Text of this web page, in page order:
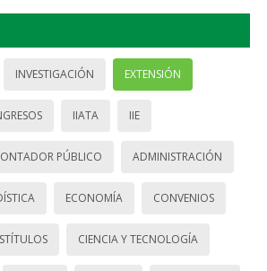
INVESTIGACIÓN EXTENSIÓN
IIATA IIE
PÚBLICO ADMINISTRACIÓN
ECONOMÍA CONVENIOS
CIENCIA Y TECNOLOGÍA